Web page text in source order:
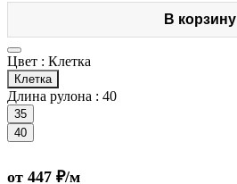
В корзину
Цвет : Клетка
Клетка
Длина рулона : 40
35
40
от 447 ₽/м